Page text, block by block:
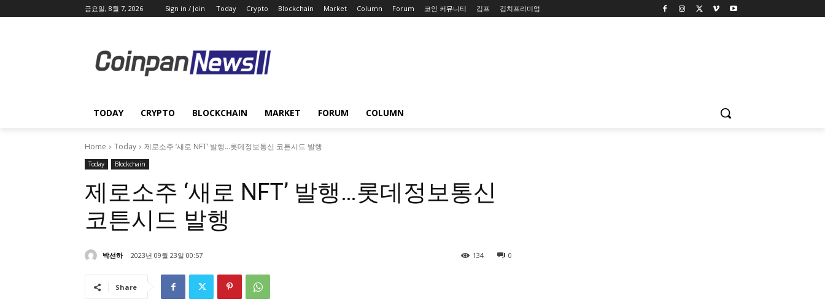
금요일, 8월 7, 2026 Sign in / Join Today Crypto Blockchain Market Column Forum 코인 커뮤니티 김프 김치프리미엄
TODAY CRYPTO BLOCKCHAIN MARKET FORUM COLUMN
Home Today 제로소주 ‘새로 NFT’ 발행…롯데정보통신 코튼시드 발행
Today Blockchain
제로소주 ‘새로 NFT’ 발행…롯데정보통신
코튼시드 발행
박선하 2023년 09월 23일 00:57 0
134
Share